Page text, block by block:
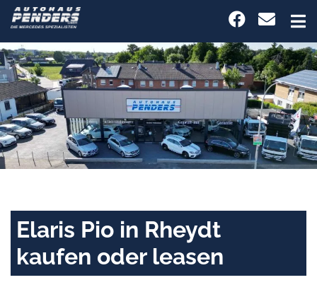
Elaris Pio in Rheydt
kaufen oder leasen